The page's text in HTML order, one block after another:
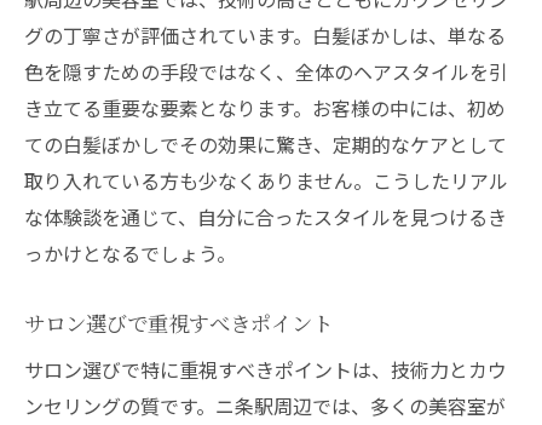
二条駅周辺の人気サロンリスト
口コミで高評価の美容室の選び方
技術力の高い美容師が在籍するサロン
アクセスの良さと施術時間の短縮
白髪ぼかしコースのバリエーション
白髪ぼかしで変わる日常美容室の選び方と体験
白髪ぼかしによる印象の変化
施術後の日常生活での変化
体験談から学ぶ美容室選びのコツ
グの丁寧さが評価されています。白髪ぼかしは、単なる
色を隠すための手段ではなく、全体のヘアスタイルを引
き立てる重要な要素となります。お客様の中には、初め
ての白髪ぼかしでその効果に驚き、定期的なケアとして
取り入れている方も少なくありません。こうしたリアル
な体験談を通じて、自分に合ったスタイルを見つけるき
っかけとなるでしょう。
サロン選びで重視すべきポイント
サロン選びで特に重視すべきポイントは、技術力とカウ
ンセリングの質です。ニ条駅周辺では、多くの美容室が